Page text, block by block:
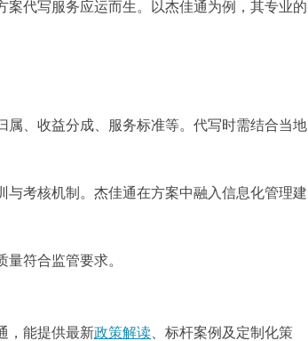
代写服务应运而生。以杰佳通为例，其专业的
、收益分成、服务标准等。代写时需结合当地
考核机制。杰佳通在方案中融入信息化管理建
符合监管要求。
，能提供最新政策解读 、标杆案例及定制化策